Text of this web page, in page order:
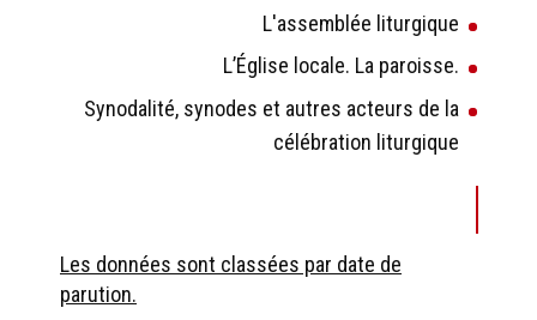
L'assemblée liturgique
L’Église locale. La paroisse.
Synodalité, synodes et autres acteurs de la
célébration liturgique
Les données sont classées par date de
parution.